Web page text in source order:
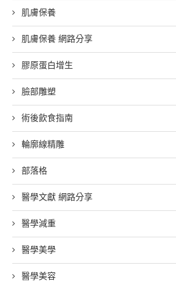
肌膚保養
肌膚保養 網路分享
膠原蛋白增生
臉部雕塑
術後飲食指南
輪廓線精雕
部落格
醫學文獻 網路分享
醫學減重
醫學美學
醫學美容